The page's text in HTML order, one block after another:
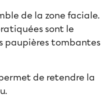
de la zone faciale.
sont le
paupières tombantes
de retendre la